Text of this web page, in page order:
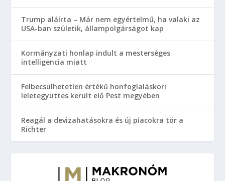
Trump aláírta – Már nem egyértelmű, ha valaki az
USA-ban születik, állampolgárságot kap
Kormányzati honlap indult a mesterséges
intelligencia miatt
Felbecsülhetetlen értékű honfoglaláskori
leletegyüttes került elő Pest megyében
Reagál a devizahatásokra és új piacokra tör a
Richter